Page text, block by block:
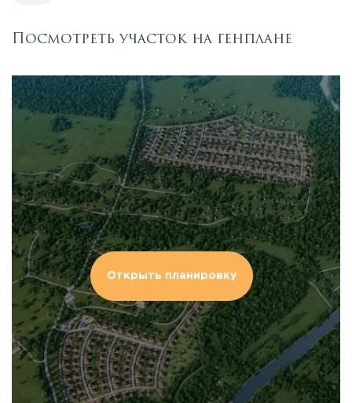
Посмотреть участок на генплане
Открыть планировку